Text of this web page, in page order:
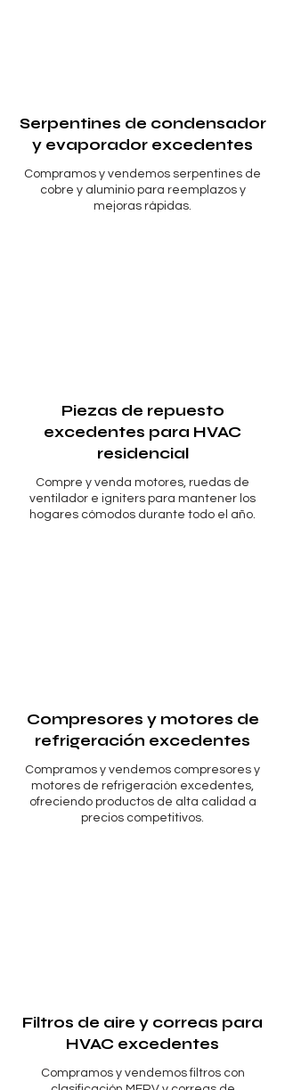
Serpentines de condensador
y evaporador excedentes
Compramos y vendemos serpentines de
cobre y aluminio para reemplazos y
mejoras rápidas.
Piezas de repuesto
excedentes para HVAC
residencial
Compre y venda motores, ruedas de
ventilador e igniters para mantener los
hogares cómodos durante todo el año.
Compresores y motores de
refrigeración excedentes
Compramos y vendemos compresores y
motores de refrigeración excedentes,
ofreciendo productos de alta calidad a
precios competitivos.
Filtros de aire y correas para
HVAC excedentes
Compramos y vendemos filtros con